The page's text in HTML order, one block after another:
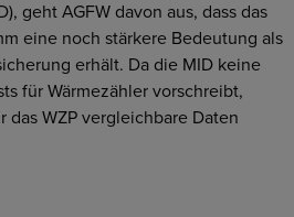
geht AGFW davon aus, dass das
eine noch stärkere Bedeutung als
erhält. Da die MID keine
für Wärmezähler vorschreibt,
WZP vergleichbare Daten